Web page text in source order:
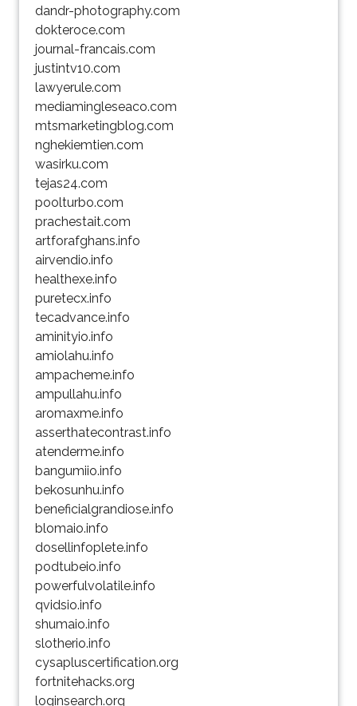
dandr-photography.com
dokteroce.com
journal-francais.com
justintv10.com
lawyerule.com
mediamingleseaco.com
mtsmarketingblog.com
nghekiemtien.com
wasirku.com
tejas24.com
poolturbo.com
prachestait.com
artforafghans.info
airvendio.info
healthexe.info
puretecx.info
tecadvance.info
aminityio.info
amiolahu.info
ampacheme.info
ampullahu.info
aromaxme.info
asserthatecontrast.info
atenderme.info
bangumiio.info
bekosunhu.info
beneficialgrandiose.info
blomaio.info
dosellinfoplete.info
podtubeio.info
powerfulvolatile.info
qvidsio.info
shumaio.info
slotherio.info
cysapluscertification.org
fortnitehacks.org
loginsearch.org